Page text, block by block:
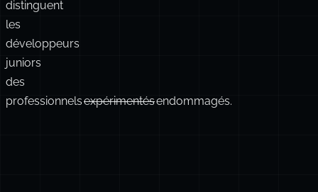
distinguent
les
développeurs
juniors
des
professionnelsexpérimentésendommagés.